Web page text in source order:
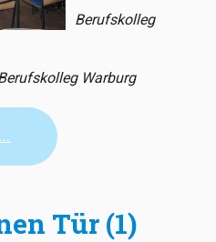
Berufskolleg
Warburg
Tür (1)